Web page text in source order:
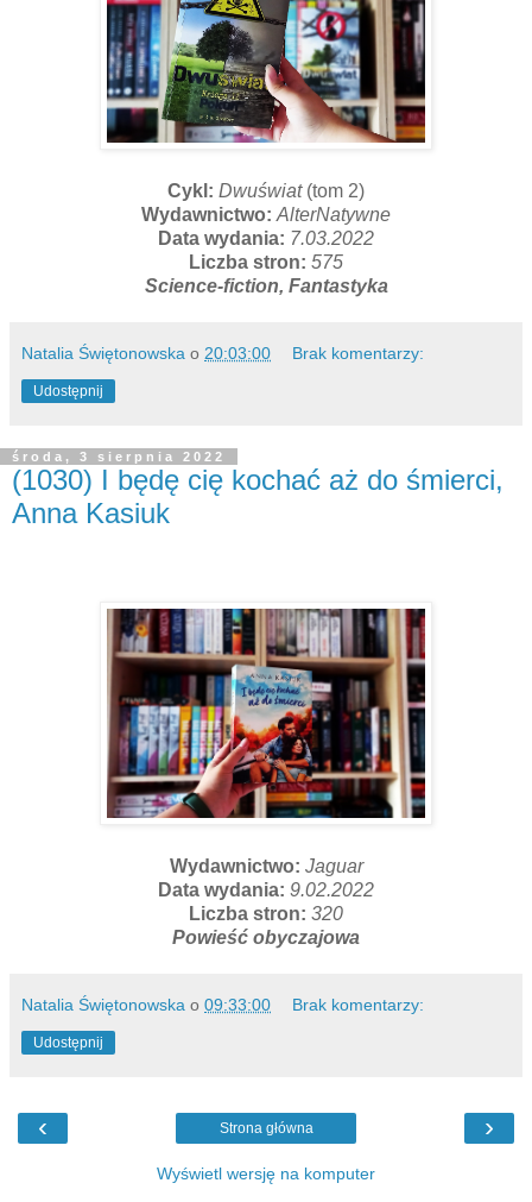
Cykl: Dwuświat (tom 2)
Wydawnictwo: AlterNatywne
Data wydania: 7.03.2022
Liczba stron: 575
Science-fiction, Fantastyka
Natalia Świętonowska o 20:03:00 Brak komentarzy:
Udostępnij
środa, 3 sierpnia 2022
(1030) I będę cię kochać aż do śmierci,
Anna Kasiuk
Wydawnictwo: Jaguar
Data wydania: 9.02.2022
Liczba stron: 320
Powieść obyczajowa
Natalia Świętonowska o 09:33:00 Brak komentarzy:
Udostępnij
‹ ›
Strona główna
Wyświetl wersję na komputer